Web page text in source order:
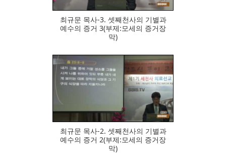
최규문 목사-3. 셋째천사의 기별과
예수의 증거 3(부제:모세의 증거장
막)
최규문 목사-2. 셋째천사의 기별과
예수의 증거 2(부제:모세의 증거장
막)